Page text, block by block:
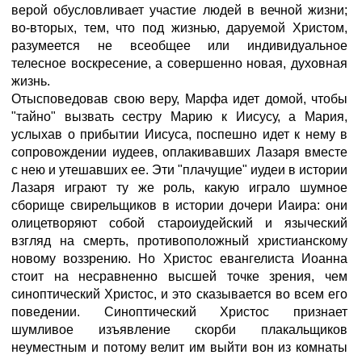
верой обусловливает участие людей в вечной жизни;
во-вторых, тем, что под жизнью, даруемой Христом,
разумеется не всеобщее или индивидуальное
телесное воскресение, а совершенно новая, духовная
жизнь.
Отысповедовав свою веру, Марфа идет домой, чтобы
"тайно" вызвать сестру Марию к Иисусу, а Мария,
услыхав о прибытии Иисуса, поспешно идет к нему в
сопровождении иудеев, оплакивавших Лазаря вместе
с нею и утешавших ее. Эти "плачущие" иудеи в истории
Лазаря играют ту же роль, какую играло шумное
сборище свирельщиков в истории дочери Иаира: они
олицетворяют собой староиудейский и языческий
взгляд на смерть, противоположный христианскому
новому воззрению. Но Христос евангелиста Иоанна
стоит на несравненно высшей точке зрения, чем
синоптический Христос, и это сказывается во всем его
поведении. Синоптический Христос признает
шумливое изъявление скорби плакальщиков
неуместным и потому велит им выйти вон из комнаты